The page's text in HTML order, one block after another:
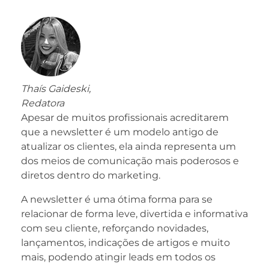
Thaís Gaideski,
Redatora
Apesar de muitos profissionais acreditarem
que a newsletter é um modelo antigo de
atualizar os clientes, ela ainda representa um
dos meios de comunicação mais poderosos e
diretos dentro do marketing.
A newsletter é uma ótima forma para se
relacionar de forma leve, divertida e informativa
com seu cliente, reforçando novidades,
lançamentos, indicações de artigos e muito
mais, podendo atingir leads em todos os